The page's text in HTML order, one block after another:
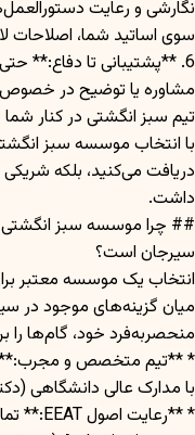
نگارشی و رعایت
سوی اساتید شما، اصلاحات
6. **پشتیبانی تا دفاع:**
مشاوره یا توضیح در خصوص
تیم سبز انگشتی در کنار
با انتخاب موسسه سبز
دریافت می‌کنید، بلکه
داشت.
## چرا موسسه سبز انگشتی
سیرجان است؟
انتخاب یک موسسه معتبر
میان گزینه‌های موجود در
منحصربه‌فرد خود، گام‌ها
* **تیم متخصص و مجرب:**
با مدارک عالی دانشگاهی